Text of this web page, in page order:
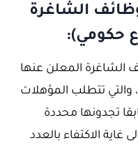
الشاغرة
حكومي):
الشاغرة المعلن عنها
تتطلب المؤهلات
تجدونها محددة
غاية الاكتفاء بالعدد